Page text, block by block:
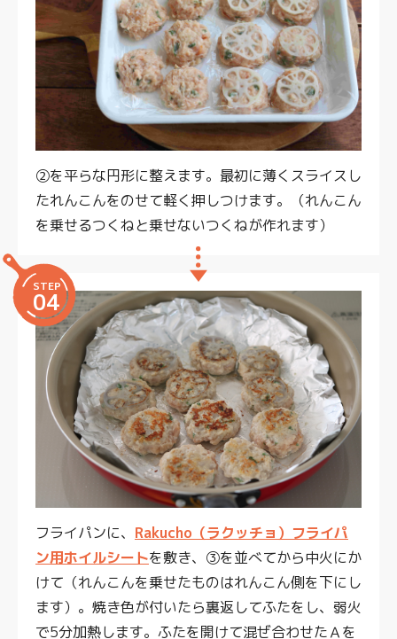
②を平らな円形に整えます。最初に薄くスライスし
たれんこんをのせて軽く押しつけます。（れんこん
を乗せるつくねと乗せないつくねが作れます）
STEP
04
フライパンに、 Rakucho（ラクッチョ）フライパ
ン用ホイルシートを敷き、③を並べてから中火にか
けて（れんこんを乗せたものはれんこん側を下にし
ます）。焼き色が付いたら裏返してふたをし、弱火
で5分加熱します。ふたを開けて混ぜ合わせたＡを